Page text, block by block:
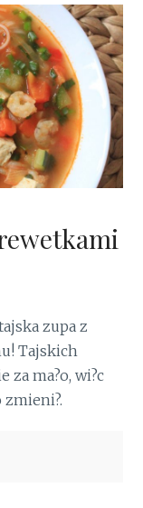
zupa z
Tajskich
ma?o, wi?c